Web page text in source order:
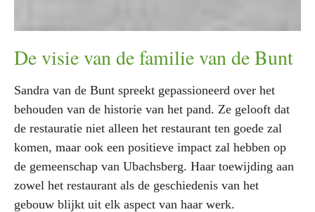
De visie van de familie van de Bunt
Sandra van de Bunt spreekt gepassioneerd over het
behouden van de historie van het pand. Ze gelooft dat
de restauratie niet alleen het restaurant ten goede zal
komen, maar ook een positieve impact zal hebben op
de gemeenschap van Ubachsberg. Haar toewijding aan
zowel het restaurant als de geschiedenis van het
gebouw blijkt uit elk aspect van haar werk.